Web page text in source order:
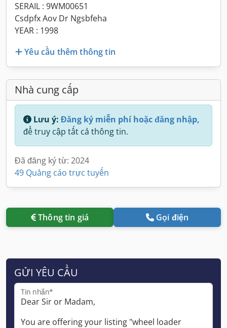
SERAIL : 9WM00651
Csdpfx Aov Dr Ngsbfeha
YEAR : 1998
Yêu cầu thêm thông tin
Nhà cung cấp
Lưu ý: Đăng ký miễn phí hoặc đăng nhập,
để truy cập tất cả thông tin.
Đã đăng ký từ: 2024
49 Quảng cáo trực tuyến
Thông tin giá Gọi điện
GỬI YÊU CẦU
Tin nhắn*